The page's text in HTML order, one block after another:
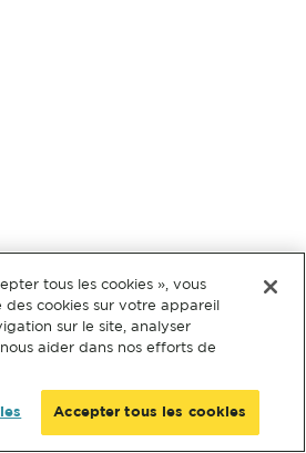
tous les cookies », vous
des cookies sur votre appareil
sur le site, analyser
aider dans nos efforts de
Accepter tous les cookies